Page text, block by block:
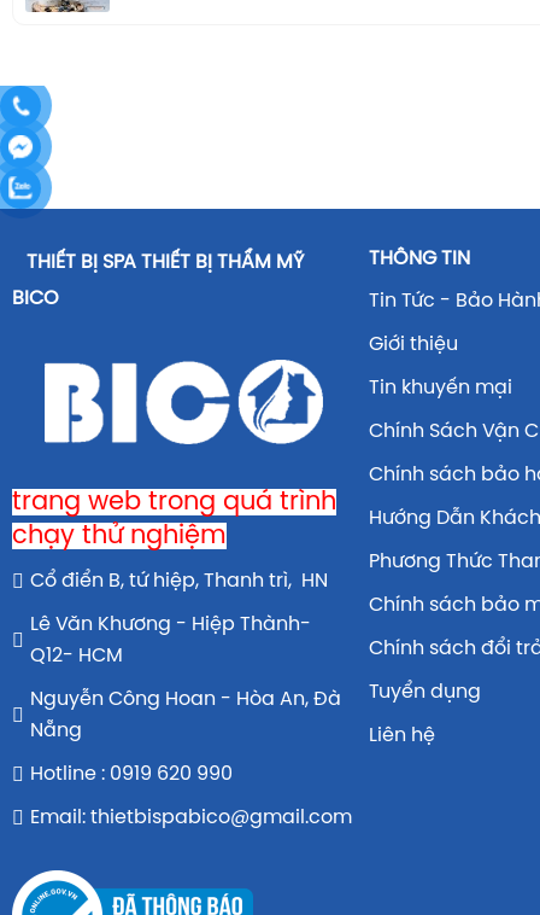
THIẾT BỊ SPA THIẾT BỊ THẨM MỸ
BICO
trang web trong quá trình
chạy thử nghiệm
Cổ điển B, tứ hiệp, Thanh trì, HN
Lê Văn Khương - Hiệp Thành-
Q12- HCM
Nguyễn Công Hoan - Hòa An, Đà
Nẵng
Hotline : 0919 620 990
Email: thietbispabico@gmail.com
THÔNG TIN
Tin Tức - Bảo
Giới thiệu
Tin khuyến mại
Chính Sách Vận
Chính sách bảo
Hướng Dẫn
Phương Thức
Chính sách bảo
Chính sách đổi
Tuyển dụng
Liên hệ